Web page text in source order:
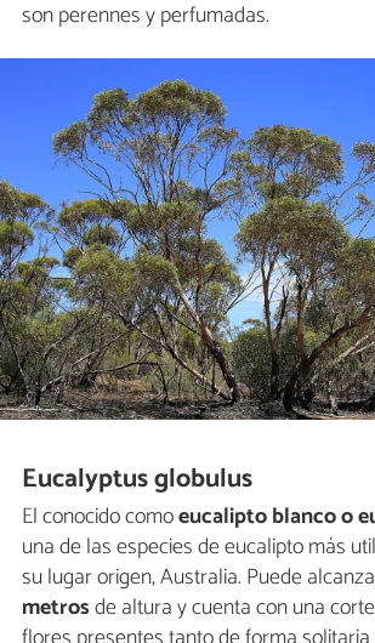
son perennes y perfumadas.
Eucalyptus globulus
El conocido comoeucalipto blanco o
una de las especies de eucalipto más
su lugar origen, Australia. Puede
metrosde altura y cuenta con una